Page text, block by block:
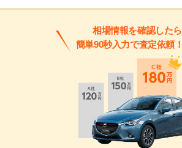
相場情報を確認したら
簡単90秒入力で査定依頼！